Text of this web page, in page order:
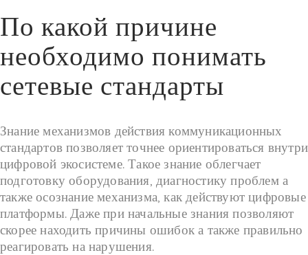
По какой причине
необходимо понимать
сетевые стандарты
Знание механизмов действия коммуникационных
стандартов позволяет точнее ориентироваться внутри
цифровой экосистеме. Такое знание облегчает
подготовку оборудования, диагностику проблем а
также осознание механизма, как действуют цифровые
платформы. Даже при начальные знания позволяют
скорее находить причины ошибок а также правильно
реагировать на нарушения.